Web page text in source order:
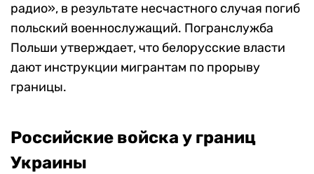
радио», в результате несчастного случая погиб
польский военнослужащий. Погранслужба
Польши утверждает, что белорусские власти
дают инструкции мигрантам по прорыву
границы.
Российские войска у границ
Украины